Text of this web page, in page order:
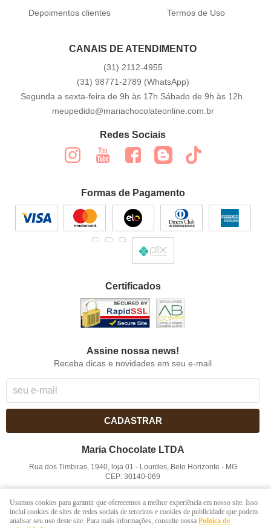
Depoimentos clientes
Termos de Uso
CANAIS DE ATENDIMENTO
(31) 2112-4955
(31) 98771-2789 (WhatsApp)
Segunda a sexta-feira de 9h às 17h.Sábado de 9h às 12h.
meupedido@mariachocolateonline.com.br
Redes Sociais
Formas de Pagamento
Certificados
Assine nossa news!
Receba dicas e novidades em seu e-mail
CADASTRAR
Maria Chocolate LTDA
Rua dos Timbiras, 1940, loja 01 - Lourdes, Belo Horizonte - MG
CEP: 30140-069
LOJA VIRTUAL CRIADA POR
Usamos cookies para garantir que oferecemos a melhor experiência em nosso site. Isso
inclui cookies de sites de redes sociais de terceiros e cookies de publicidade que podem
analisar seu uso deste site. Para mais informações, consulte nossa Política de